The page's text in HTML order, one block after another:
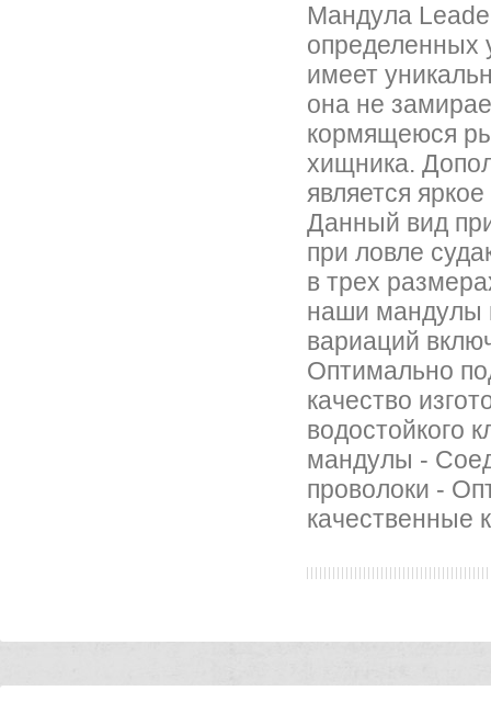
Мандула
определенных
имеет
она не
кормящеюся
хищника.
является
Данный вид
при ловле
в трех
наши мандулы
вариаций
Оптимально
качество
водостойкого
мандулы -
проволоки -
качественные